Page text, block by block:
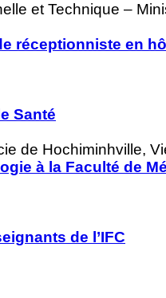
et Technique –
réceptionniste en
Santé
de Hochiminhville,
à la Faculté de
de l’IFC